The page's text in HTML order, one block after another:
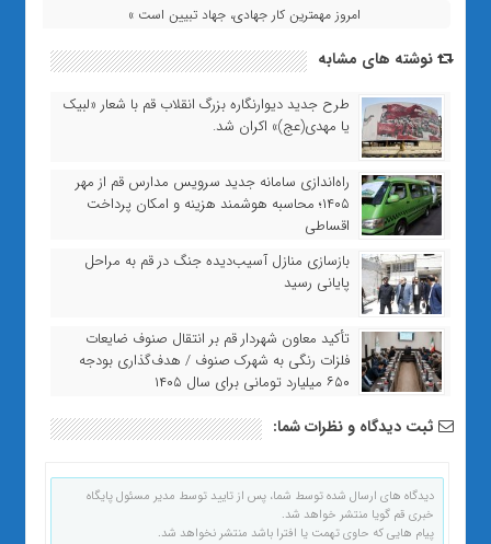
امروز مهمترین کار جهادی، جهاد تبیین است »
نوشته های مشابه
طرح جدید دیوارنگاره بزرگ انقلاب قم با شعار «لبیک
یا مهدی(عج)» اکران شد.
راه‌اندازی سامانه جدید سرویس مدارس قم از مهر
۱۴۰۵؛ محاسبه هوشمند هزینه و امکان پرداخت
اقساطی
بازسازی منازل آسیب‌دیده جنگ در قم به مراحل
پایانی رسید
تأکید معاون شهردار قم بر انتقال صنوف ضایعات
فلزات رنگی به شهرک صنوف / هدف‌گذاری بودجه
۶۵۰ میلیارد تومانی برای سال ۱۴۰۵
ثبت دیدگاه و نظرات شما:
دیدگاه های ارسال شده توسط شما، پس از تایید توسط مدیر مسئول پایگاه
خبری قم گویا منتشر خواهد شد.
پیام هایی که حاوی تهمت یا افترا باشد منتشر نخواهد شد.